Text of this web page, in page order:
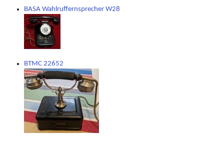
BASA Wahlruffernsprecher W28
BTMC 22652